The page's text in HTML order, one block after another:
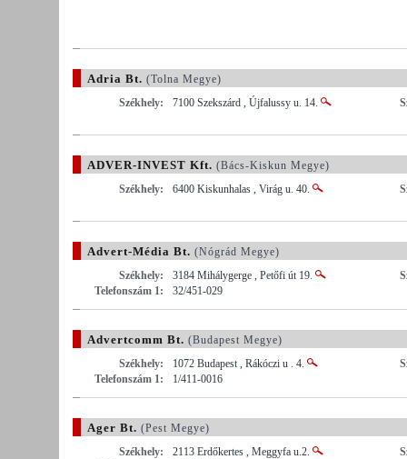
Adria Bt. (Tolna Megye)
Székhely:
7100 Szekszárd , Újfalussy u. 14.
ADVER-INVEST Kft. (Bács-Kiskun Megye)
Székhely:
6400 Kiskunhalas , Virág u. 40.
Advert-Média Bt. (Nógrád Megye)
Székhely:
3184 Mihálygerge , Petőfi út 19.
Telefonszám 1:
32/451-029
Advertcomm Bt. (Budapest Megye)
Székhely:
1072 Budapest , Rákóczi u . 4.
Telefonszám 1:
1/411-0016
Ager Bt. (Pest Megye)
Székhely:
2113 Erdőkertes , Meggyfa u.2.